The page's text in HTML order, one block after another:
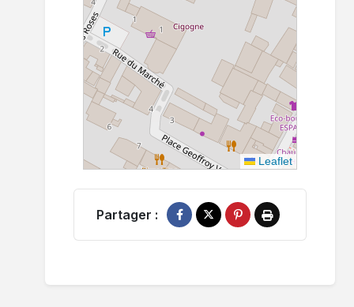
Leaflet
Partager :
Partager sur Facebook
Partager sur X
Épingler sur Pinterest
Imprimer